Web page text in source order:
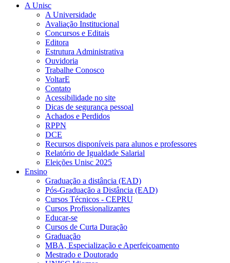
A Unisc
A Universidade
Avaliação Institucional
Concursos e Editais
Editora
Estrutura Administrativa
Ouvidoria
Trabalhe Conosco
VoltarE
Contato
Acessibilidade no site
Dicas de segurança pessoal
Achados e Perdidos
RPPN
DCE
Recursos disponíveis para alunos e professores
Relatório de Igualdade Salarial
Eleições Unisc 2025
Ensino
Graduação a distância (EAD)
Pós-Graduação a Distância (EAD)
Cursos Técnicos - CEPRU
Cursos Profissionalizantes
Educar-se
Cursos de Curta Duração
Graduação
MBA, Especialização e Aperfeiçoamento
Mestrado e Doutorado